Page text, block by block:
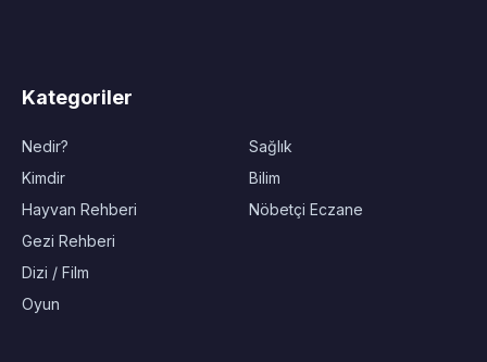
Kategoriler
Nedir?
Kimdir
Hayvan Rehberi
Gezi Rehberi
Dizi / Film
Oyun
Sağlık
Bilim
Nöbetçi Eczane